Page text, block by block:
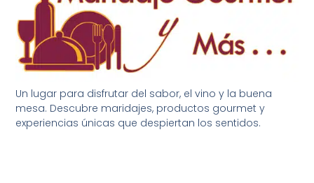
Un lugar para disfrutar del sabor, el vino y la buena
mesa. Descubre maridajes, productos gourmet y
experiencias únicas que despiertan los sentidos.